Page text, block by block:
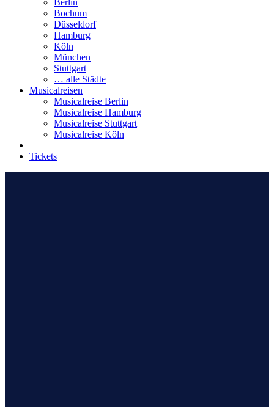
Berlin
Bochum
Düsseldorf
Hamburg
Köln
München
Stuttgart
… alle Städte
Musicalreisen
Musicalreise Berlin
Musicalreise Hamburg
Musicalreise Stuttgart
Musicalreise Köln
Tickets